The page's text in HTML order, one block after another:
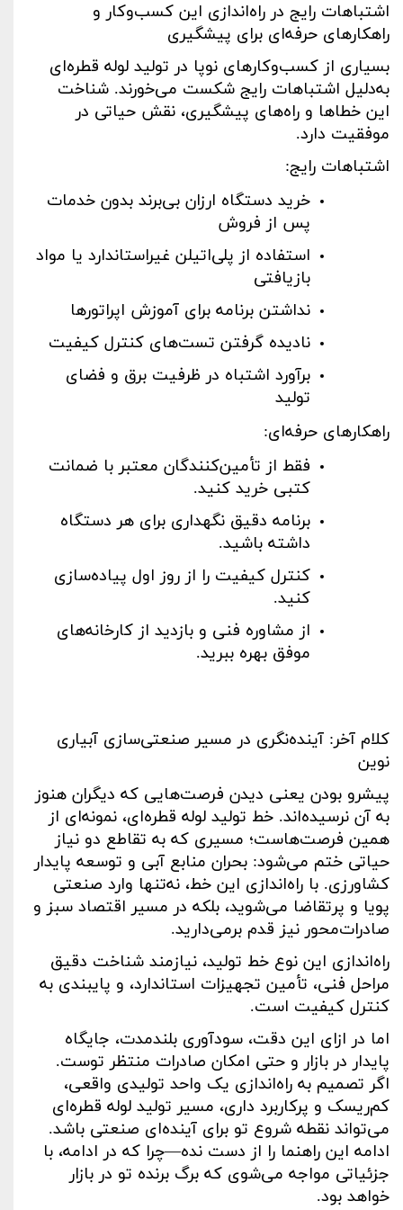
اشتباهات رایج در راه‌اندازی این کسب‌وکار و
راهکارهای حرفه‌ای برای پیشگیری
بسیاری از کسب‌وکارهای نوپا در تولید لوله قطره‌ای
به‌دلیل اشتباهات رایج شکست می‌خورند. شناخت
این خطاها و راه‌های پیشگیری، نقش حیاتی در
موفقیت دارد.
اشتباهات رایج:
خرید دستگاه ارزان بی‌برند بدون خدمات
پس از فروش
استفاده از پلی‌اتیلن غیراستاندارد یا مواد
بازیافتی
نداشتن برنامه برای آموزش اپراتورها
نادیده گرفتن تست‌های کنترل کیفیت
برآورد اشتباه در ظرفیت برق و فضای
تولید
راهکارهای حرفه‌ای:
فقط از تأمین‌کنندگان معتبر با ضمانت
کتبی خرید کنید.
برنامه دقیق نگهداری برای هر دستگاه
داشته باشید.
کنترل کیفیت را از روز اول پیاده‌سازی
کنید.
از مشاوره فنی و بازدید از کارخانه‌های
موفق بهره ببرید.
کلام آخر: آینده‌نگری در مسیر صنعتی‌سازی آبیاری
نوین
پیشرو بودن یعنی دیدن فرصت‌هایی که دیگران هنوز
به آن نرسیده‌اند. خط تولید لوله قطره‌ای، نمونه‌ای از
همین فرصت‌هاست؛ مسیری که به تقاطع دو نیاز
حیاتی ختم می‌شود: بحران منابع آبی و توسعه پایدار
کشاورزی. با راه‌اندازی این خط، نه‌تنها وارد صنعتی
پویا و پرتقاضا می‌شوید، بلکه در مسیر اقتصاد سبز و
صادرات‌محور نیز قدم برمی‌دارید.
راه‌اندازی این نوع خط تولید، نیازمند شناخت دقیق
مراحل فنی، تأمین تجهیزات استاندارد، و پایبندی به
کنترل کیفیت است.
اما در ازای این دقت، سودآوری بلندمدت، جایگاه
پایدار در بازار و حتی امکان صادرات منتظر توست.
اگر تصمیم به راه‌اندازی یک واحد تولیدی واقعی،
کم‌ریسک و پرکاربرد داری، مسیر تولید لوله قطره‌ای
می‌تواند نقطه شروع تو برای آینده‌ای صنعتی باشد.
ادامه این راهنما را از دست نده—چرا که در ادامه، با
جزئیاتی مواجه می‌شوی که برگ برنده تو در بازار
خواهد بود.